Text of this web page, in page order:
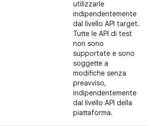
utilizzarle
indipendentemente
dal livello API target.
Tutte le API di test
non sono
supportate e sono
soggette a
modifiche senza
preavviso,
indipendentemente
dal livello API della
piattaforma.